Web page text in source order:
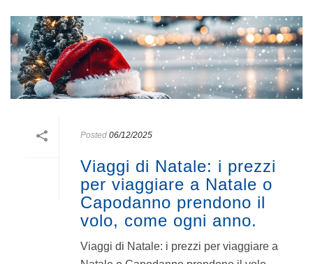
Posted 06/12/2025
Viaggi di Natale: i prezzi
per viaggiare a Natale o
Capodanno prendono il
volo, come ogni anno.
Viaggi di Natale: i prezzi per viaggiare a